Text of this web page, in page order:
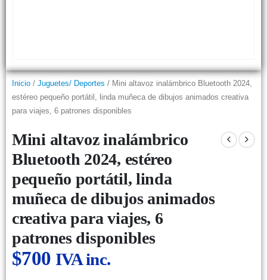
Inicio / Juguetes/ Deportes / Mini altavoz inalámbrico Bluetooth 2024,
estéreo pequeño portátil, linda muñeca de dibujos animados creativa
para viajes, 6 patrones disponibles
Mini altavoz inalámbrico
Bluetooth 2024, estéreo
pequeño portátil, linda
muñeca de dibujos animados
creativa para viajes, 6
patrones disponibles
$700 IVA inc.